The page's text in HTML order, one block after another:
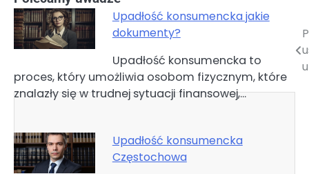
Upadłość konsumencka jakie
dokumenty?
Upadłość konsumencka to
proces, który umożliwia osobom fizycznym, które
znalazły się w trudnej sytuacji finansowej,…
Upadłość konsumencka
Częstochowa
Nawigacja